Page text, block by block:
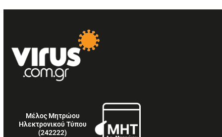
Μέλος Μητρώου
Ηλεκτρονικού Τύπου
(242222)